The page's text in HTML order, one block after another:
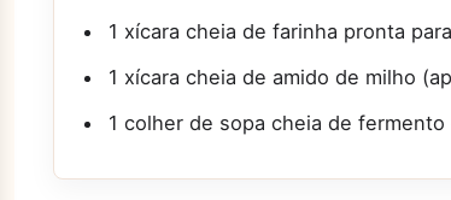
1 xícara cheia de farinha pronta
1 xícara cheia de amido de milho
1 colher de sopa cheia de fermento